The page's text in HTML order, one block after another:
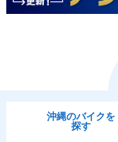
沖縄のバイクを
探す